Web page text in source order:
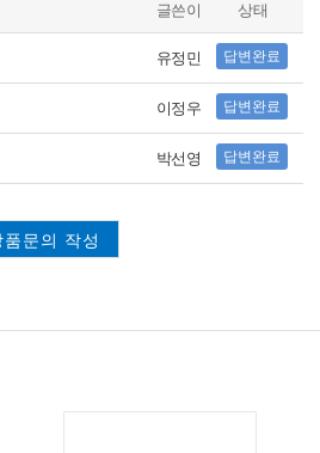
글쓴이 상태
유정민 답변완료
이정우 답변완료
박선영 답변완료
품문의 작성